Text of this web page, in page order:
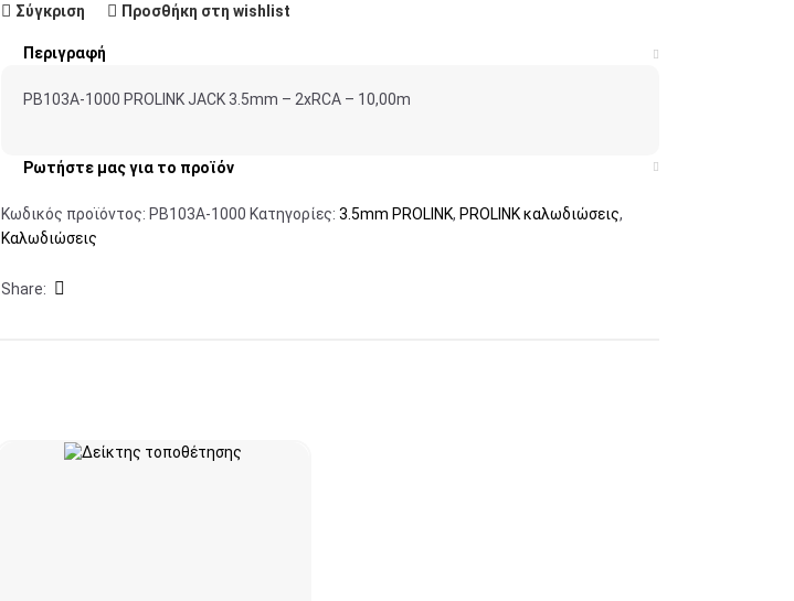
Σύγκριση Προσθήκη στη wishlist
Περιγραφή
PB103A-1000 PROLINK JACK 3.5mm – 2xRCA – 10,00m
Ρωτήστε μας για το προϊόν
Κωδικός προϊόντος: PB103A-1000 Κατηγορίες: 3.5mm PROLINK, PROLINK καλωδιώσεις,
Καλωδιώσεις
Share: